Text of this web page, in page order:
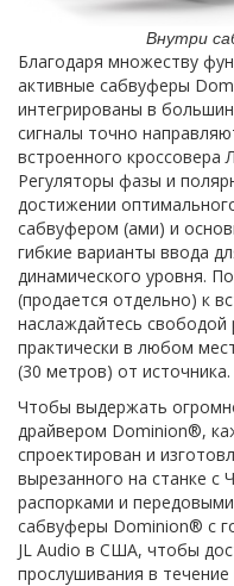
Внутри
Благодаря множеству
активные сабвуферы
интегрированы в
сигналы точно
встроенного кроссовера
Регуляторы фазы и
достижении
сабвуфером (ами) и
гибкие варианты ввода
динамического уровня.
(продается отдельно) к
наслаждайтесь
практически в любом
(30 метров) от источника.
Чтобы выдержать
драйвером Dominion®,
спроектирован и
вырезанного на станке
распорками и
сабвуферы Dominion® с
JL Audio в США, чтобы
прослушивания в течение